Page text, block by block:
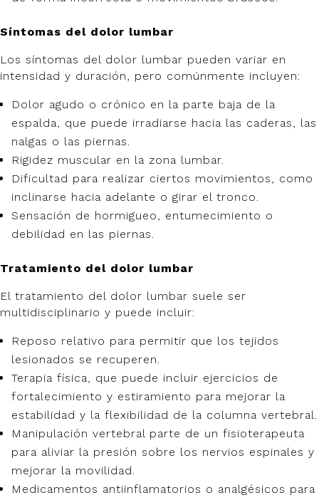
Síntomas del dolor lumbar
Los síntomas del dolor lumbar pueden variar en
intensidad y duración, pero comúnmente incluyen:
Dolor agudo o crónico en la parte baja de la
espalda, que puede irradiarse hacia las caderas, las
nalgas o las piernas.
Rigidez muscular en la zona lumbar.
Dificultad para realizar ciertos movimientos, como
inclinarse hacia adelante o girar el tronco.
Sensación de hormigueo, entumecimiento o
debilidad en las piernas.
Tratamiento del dolor lumbar
El tratamiento del dolor lumbar suele ser
multidisciplinario y puede incluir:
Reposo relativo para permitir que los tejidos
lesionados se recuperen.
Terapia física, que puede incluir ejercicios de
fortalecimiento y estiramiento para mejorar la
estabilidad y la flexibilidad de la columna vertebral.
Manipulación vertebral parte de un fisioterapeuta
para aliviar la presión sobre los nervios espinales y
mejorar la movilidad.
Medicamentos antiinflamatorios o analgésicos para